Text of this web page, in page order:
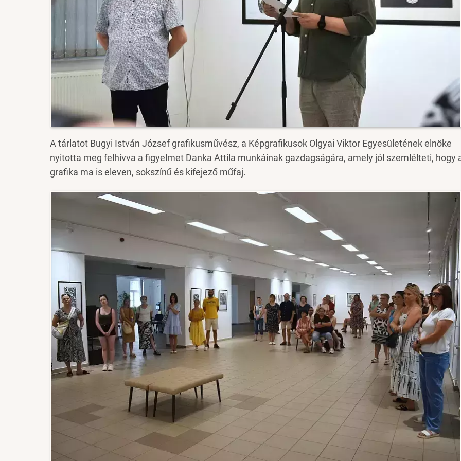
A tárlatot Bugyi István József grafikusművész, a Képgrafikusok Olgyai Viktor Egyesületének elnöke
nyitotta meg felhívva a figyelmet Danka Attila munkáinak gazdagságára, amely jól szemlélteti, hogy
grafika ma is eleven, sokszínű és kifejező műfaj.
Image